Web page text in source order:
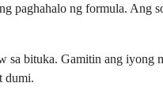
paghahalo ng formula.
sa bituka. Gamitin ang
dumi.